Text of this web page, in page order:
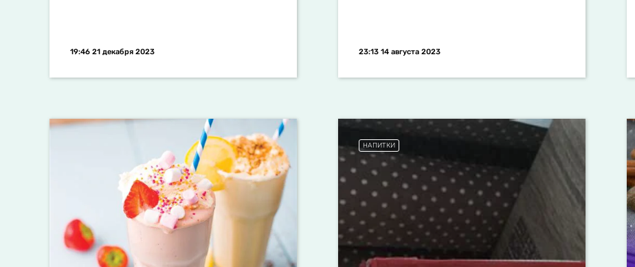
19:46 21 декабря 2023 23:13 14 августа 2023
НАПИТКИ